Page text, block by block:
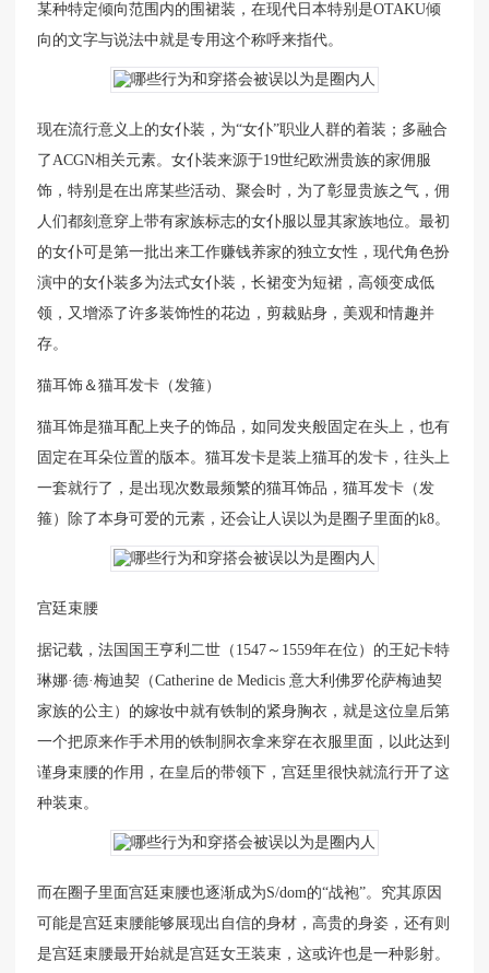
某种特定倾向范围内的围裙装，在现代日本特别是OTAKU倾
向的文字与说法中就是专用这个称呼来指代。
现在流行意义上的女仆装，为“女仆”职业人群的着装；多融合
了ACGN相关元素。女仆装来源于19世纪欧洲贵族的家佣服
饰，特别是在出席某些活动、聚会时，为了彰显贵族之气，佣
人们都刻意穿上带有家族标志的女仆服以显其家族地位。最初
的女仆可是第一批出来工作赚钱养家的独立女性，现代角色扮
演中的女仆装多为法式女仆装，长裙变为短裙，高领变成低
领，又增添了许多装饰性的花边，剪裁贴身，美观和情趣并
存。
猫耳饰＆猫耳发卡（发箍）
猫耳饰是猫耳配上夹子的饰品，如同发夹般固定在头上，也有
固定在耳朵位置的版本。猫耳发卡是装上猫耳的发卡，往头上
一套就行了，是出现次数最频繁的猫耳饰品，猫耳发卡（发
箍）除了本身可爱的元素，还会让人误以为是圈子里面的k8。
宫廷束腰
据记载，法国国王亨利二世（1547～1559年在位）的王妃卡特
琳娜·德·梅迪契（Catherine de Medicis 意大利佛罗伦萨梅迪契
家族的公主）的嫁妆中就有铁制的紧身胸衣，就是这位皇后第
一个把原来作手术用的铁制胴衣拿来穿在衣服里面，以此达到
谨身束腰的作用，在皇后的带领下，宫廷里很快就流行开了这
种装束。
而在圈子里面宫廷束腰也逐渐成为S/dom的“战袍”。究其原因
可能是宫廷束腰能够展现出自信的身材，高贵的身姿，还有则
是宫廷束腰最开始就是宫廷女王装束，这或许也是一种影射。